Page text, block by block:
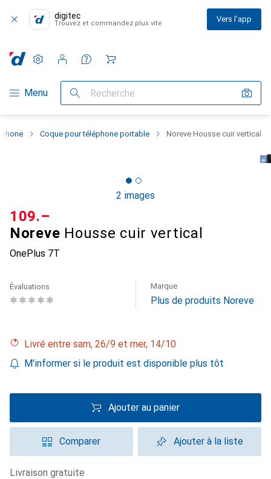
digitec
Trouvez et commandez plus vite Vers l'app
Navigation par catégorie
Menu Recherche
Paramètres
Compte client
Listes de comparaison
Listes d'envies
Panier
Coque pour téléphone portable Noreve Housse cuir vertical
2 images
Noreve Housse cuir vertical
OnePlus 7T
CHF
109.–
Évaluations Marque
Plus de produits Noreve
Livré entre sam, 26/9 et mer, 14/10
M'informer si le produit est disponible plus tôt
Ajouter au panier
Comparer Ajouter à la liste
livraison gratuite